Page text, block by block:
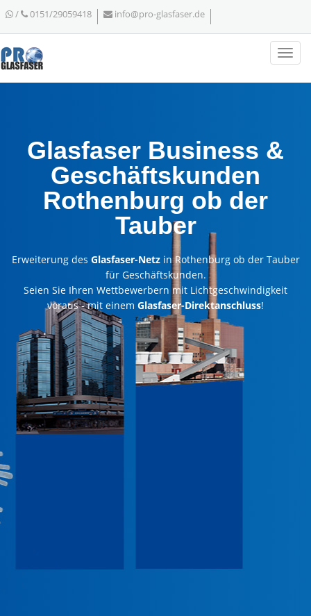
/ 0151/29059418 info@pro-glasfaser.de
Glasfaser Business &
Geschäftskunden
Rothenburg ob der
Tauber
Erweiterung des Glasfaser-Netzin Rothenburg ob der Tauber
für Geschäftskunden.
Seien Sie Ihren Wettbewerbern mit Lichtgeschwindigkeit
voraus - mit einem Glasfaser-Direktanschluss!